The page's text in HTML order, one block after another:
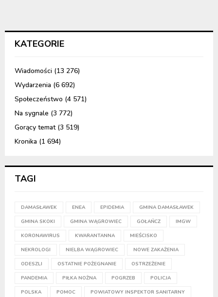
KATEGORIE
Wiadomości (13 276)
Wydarzenia (6 692)
Społeczeństwo (4 571)
Na sygnale (3 772)
Gorący temat(3 519)
Kronika (1 694)
TAGI
DAMASŁAWEK ENEA EPIDEMIA GMINA DAMASŁAWEK
GMINA SKOKI GMINA WĄGROWIEC GOŁAŃCZ IMGW
KORONAWIRUS KWARANTANNA MIEŚCISKO
NEKROLOGI NIELBA WĄGROWIEC NOWE ZAKAŻENIA
ODESZLI OSTATNIE POŻEGNANIE OSTRZEŻENIE
PANDEMIA PIŁKA NOŻNA POGRZEB POLICJA
POLSKA POMOC POWIATOWY INSPEKTOR SANITARNY